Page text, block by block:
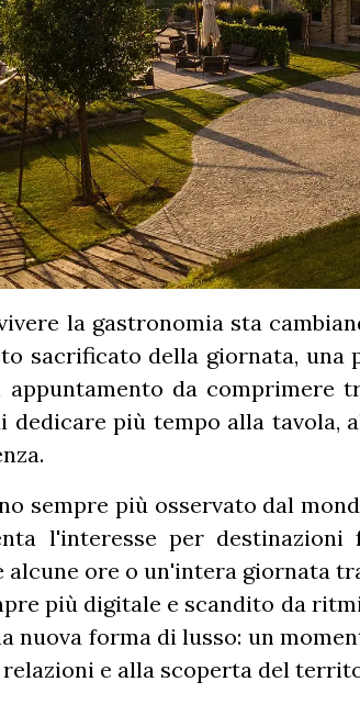
la gastronomia sta
sacrificato della giornata, una
da comprimere
dedicare più tempo alla tavola,
sempre più osservato dal
l'interesse per
ore o un'intera giornata
più digitale e scandito da
nuova forma di lusso: un
e alla scoperta del